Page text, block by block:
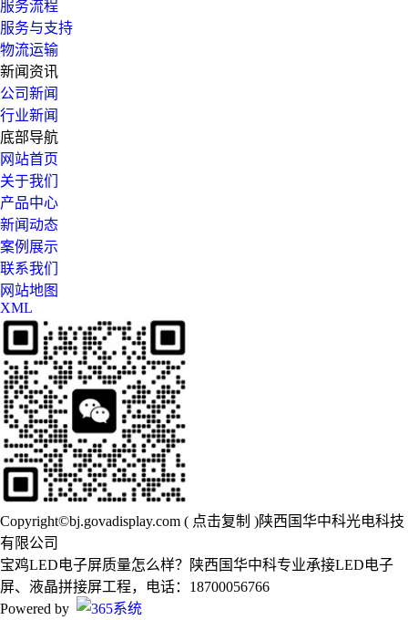
服务流程
服务与支持
物流运输
新闻资讯
公司新闻
行业新闻
底部导航
网站首页
关于我们
产品中心
新闻动态
案例展示
联系我们
网站地图
XML
Copyright©bj.govadisplay.com ( 点击复制 )陕西国华中科光电科技
有限公司
宝鸡LED电子屏质量怎么样？陕西国华中科专业承接LED电子
屏、液晶拼接屏工程，电话：18700056766
Powered by